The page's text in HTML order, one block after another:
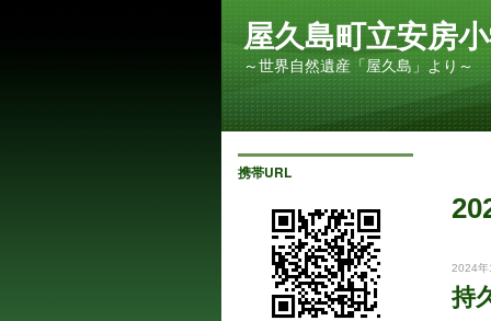
屋久島町立安房
～世界自然遺産「屋久島」よ
携帯URL
2024年
持